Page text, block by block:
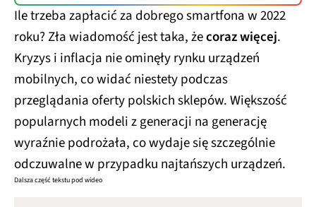
Ile trzeba zapłacić za dobrego smartfona w 2022
roku? Zła wiadomość jest taka, żecoraz więcej.
Kryzys i inflacja nie ominęły rynku urządzeń
mobilnych, co widać niestety podczas
przeglądania oferty polskich sklepów. Większość
popularnych modeli z generacji na generację
wyraźnie podrożała, co wydaje się szczególnie
odczuwalne w przypadku najtańszych urządzeń.
Dalsza część tekstu pod wideo